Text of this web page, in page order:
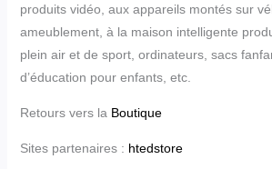
produits vidéo, aux appareils montés sur
ameublement, à la maison intelligente
plein air et de sport, ordinateurs, sacs
d’éducation pour enfants, etc.
Retours vers la Boutique
Sites partenaires : htedstore